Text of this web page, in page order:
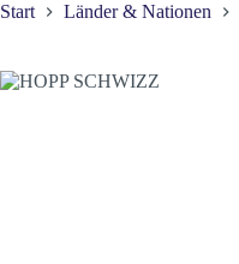
Start Länder & Nationen